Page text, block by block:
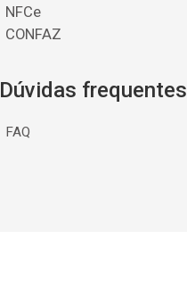
NFCe
CONFAZ
Dúvidas frequentes
FAQ